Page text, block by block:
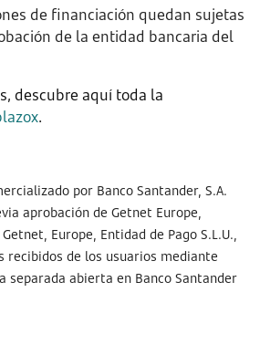
de financiación quedan sujetas
de la entidad bancaria del
descubre aquí toda la
.
por Banco Santander, S.A.
aprobación de Getnet Europe,
Europe, Entidad de Pago S.L.U.,
recibidos de los usuarios mediante
separada abierta en Banco Santander